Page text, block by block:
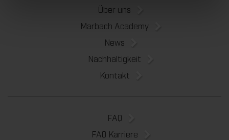
Über uns
Marbach Academy
News
Nachhaltigkeit
Kontakt
FAQ
FAQ Karriere